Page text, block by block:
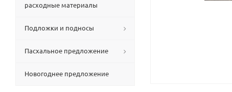
расходные материалы
Подложки и подносы
Пасхальное предложение
Новогоднее предложение